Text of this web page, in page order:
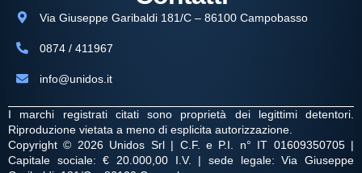
Via Giuseppe Garibaldi 181/C – 86100 Campobasso
0874 / 411967
info@unidos.it
I marchi registrati citati sono proprietà dei legittimi detentori.
Riproduzione vietata a meno di esplicita autorizzazione.
Copyright © 2026 Unidos Srl | C.F. e P.I. n° IT 01609350705 |
Capitale sociale: € 20.000,00 I.V. | sede legale: Via Giuseppe